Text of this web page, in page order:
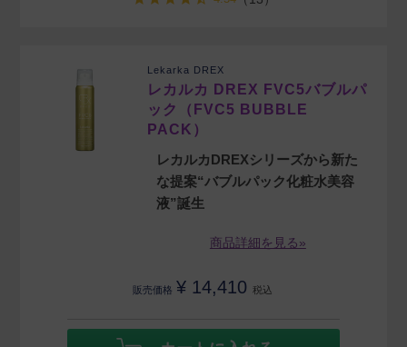
Lekarka DREX
レカルカ DREX FVC5バブルパ
ック（FVC5 BUBBLE
PACK）
レカルカDREXシリーズから新た
な提案“バブルパック化粧水美容
液”誕生
商品詳細を見る»
販売価格 ¥ 14,410 税込